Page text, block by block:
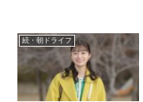
続・朝ドライフ